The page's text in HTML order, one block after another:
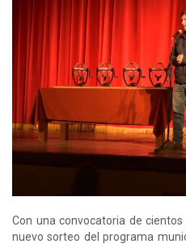
Con una convocatoria de
nuevo sorteo del programa